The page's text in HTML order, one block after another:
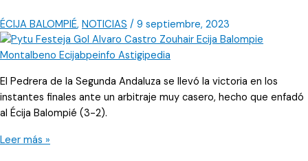
ÉCIJA BALOMPIÉ, NOTICIAS / 9 septiembre, 2023
El Pedrera de la Segunda Andaluza se llevó la victoria en los
instantes finales ante un arbitraje muy casero, hecho que enfadó
al Écija Balompié (3-2).
Derrota
Leer más »